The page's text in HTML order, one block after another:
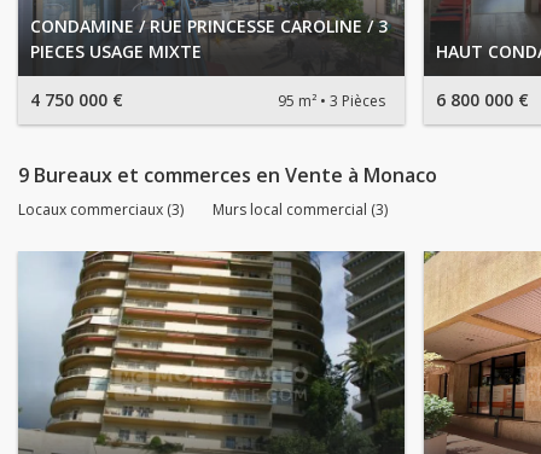
CONDAMINE / RUE PRINCESSE CAROLINE / 3
PIECES USAGE MIXTE
4 750 000 € 95 m² 3 Pièces
HAUT
6 800 000 €
9 Bureaux et commerces en Vente à Monaco
Locaux commerciaux (3) Murs local commercial (3)